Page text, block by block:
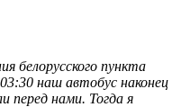
белорусского пункта
наш автобус наконец
перед нами. Тогда я